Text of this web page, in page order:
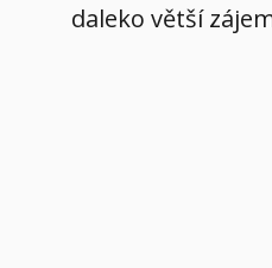
daleko větší